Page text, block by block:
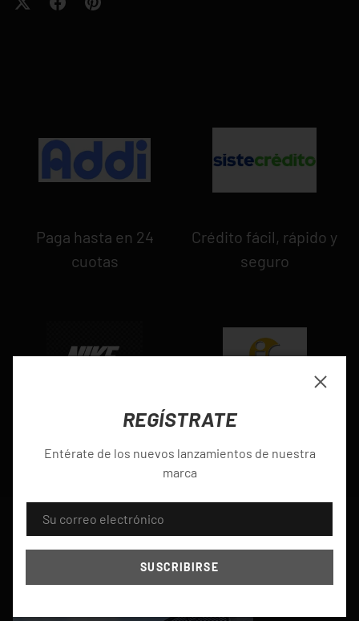
REGÍSTRATE
Entérate de los nuevos lanzamientos de nuestra
marca
SUSCRIBIRSE
Paga hasta en 24
cuotas
Crédito fácil, rápido y
seguro
certified original Nike